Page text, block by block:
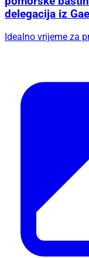
delegacija iz
Idealno vrijeme za